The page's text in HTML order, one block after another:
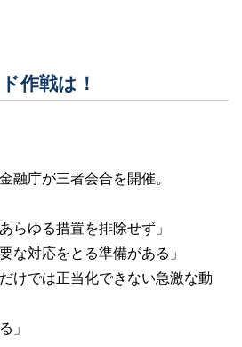
作戦は！
融庁が三者会合を開催。
らゆる措置を排除せず」
な対応をとる準備がある」
けでは正当化できない急激な動
」